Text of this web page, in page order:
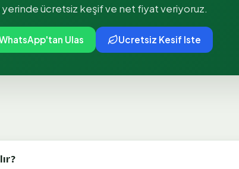
yerinde ücretsiz keşif ve net fiyat veriyoruz.
Ulas Ucretsiz Kesif Iste